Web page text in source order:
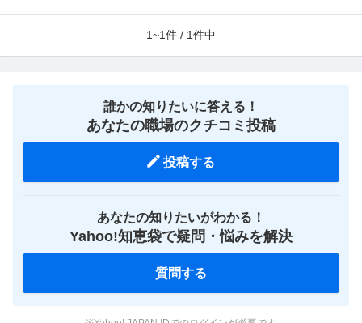
1~1件 / 1件中
誰かの知りたいに答える！
あなたの職場のクチコミ投稿
投稿する
あなたの知りたいがわかる！
Yahoo!知恵袋で疑問・悩みを解決
質問する